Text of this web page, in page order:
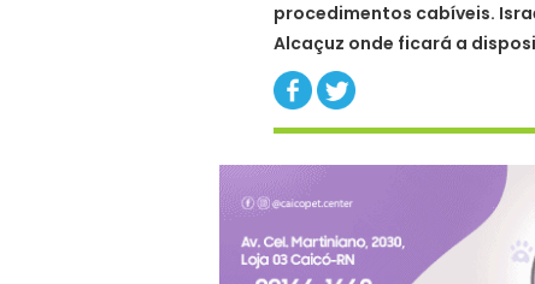
procedimentos cabíveis.
Alcaçuz onde ficará a